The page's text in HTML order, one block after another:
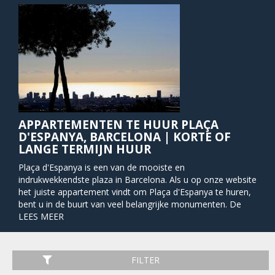
APPARTEMENTEN TE HUUR PLAÇA
D'ESPANYA, BARCELONA | KORTE OF
LANGE TERMIJN HUUR
Plaça d'Espanya is een van de mooiste en
indrukwekkendste plaza in Barcelona. Als u op onze website
het juiste appartement vindt om Plaça d'Espanya te huren,
bent u in de buurt van veel belangrijke monumenten. De
prachtige en massieve fontein in het centrum van het plein
regenboog van kleuren, met een fantastisch spektakel met
muziek voor bezoekers. Het enorme en lokaal gekoesterde
LEES MEER
FILTER